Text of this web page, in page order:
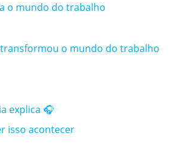
o mundo do trabalho
transformou o mundo do trabalho
explica 🎧
isso acontecer